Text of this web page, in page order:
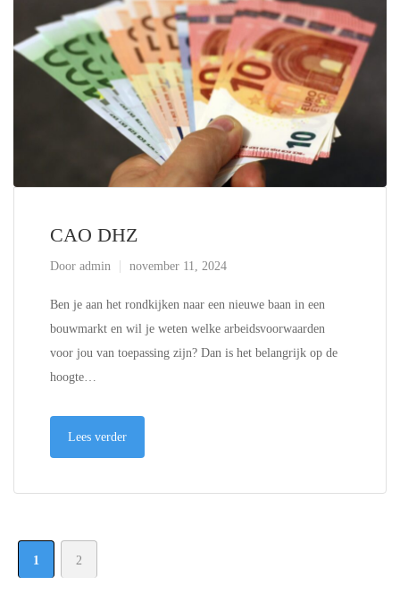
CAO DHZ
Door admin november 11, 2024
Ben je aan het rondkijken naar een nieuwe baan in een
bouwmarkt en wil je weten welke arbeidsvoorwaarden
voor jou van toepassing zijn? Dan is het belangrijk op de
hoogte…
Lees verder
1 2